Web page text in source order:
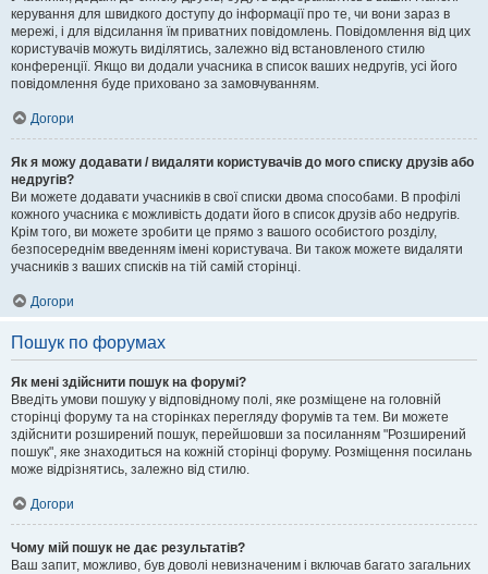
керування для швидкого доступу до інформації про те, чи вони зараз в
мережі, і для відсилання їм приватних повідомлень. Повідомлення від цих
користувачів можуть виділятись, залежно від встановленого стилю
конференції. Якщо ви додали учасника в список ваших недругів, усі його
повідомлення буде приховано за замовчуванням.
Догори
Як я можу додавати / видаляти користувачів до мого списку друзів або
недругів?
Ви можете додавати учасників в свої списки двома способами. В профілі
кожного учасника є можливість додати його в список друзів або недругів.
Крім того, ви можете зробити це прямо з вашого особистого розділу,
безпосереднім введенням імені користувача. Ви також можете видаляти
учасників з ваших списків на тій самій сторінці.
Догори
Пошук по форумах
Як мені здійснити пошук на форумі?
Введіть умови пошуку у відповідному полі, яке розміщене на головній
сторінці форуму та на сторінках перегляду форумів та тем. Ви можете
здійснити розширений пошук, перейшовши за посиланням "Розширений
пошук", яке знаходиться на кожній сторінці форуму. Розміщення посилань
може відрізнятись, залежно від стилю.
Догори
Чому мій пошук не дає результатів?
Ваш запит, можливо, був доволі невизначеним і включав багато загальних